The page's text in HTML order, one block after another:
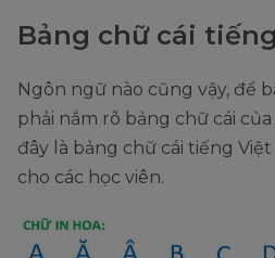
Bảng chữ cái
Ngôn ngữ nào cũng vậy, để
phải nắm rõ bảng chữ cái
đây là bảng chữ cái tiếng
cho các học viên.